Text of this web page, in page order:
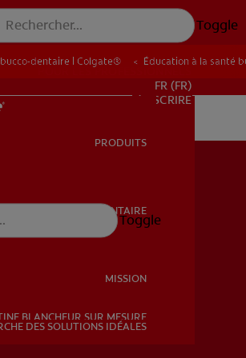
Toggle
SANTÉ BUCCO-DENTAIRE
POUR LES PROFESSIONNELS
FR (FR)
S’INSCRIRE
PRODUITS
SANTÉ BUCCO-DENTAIRE
MISSION
BLANCHEUR SUR MESURE
DES SOLUTIONS IDÉALES
Toggle
dentaire | Colgate® Éducation à la santé
DENTAIRE
BUCCO-DENTAIRE
SOLUTIONS IDÉALES